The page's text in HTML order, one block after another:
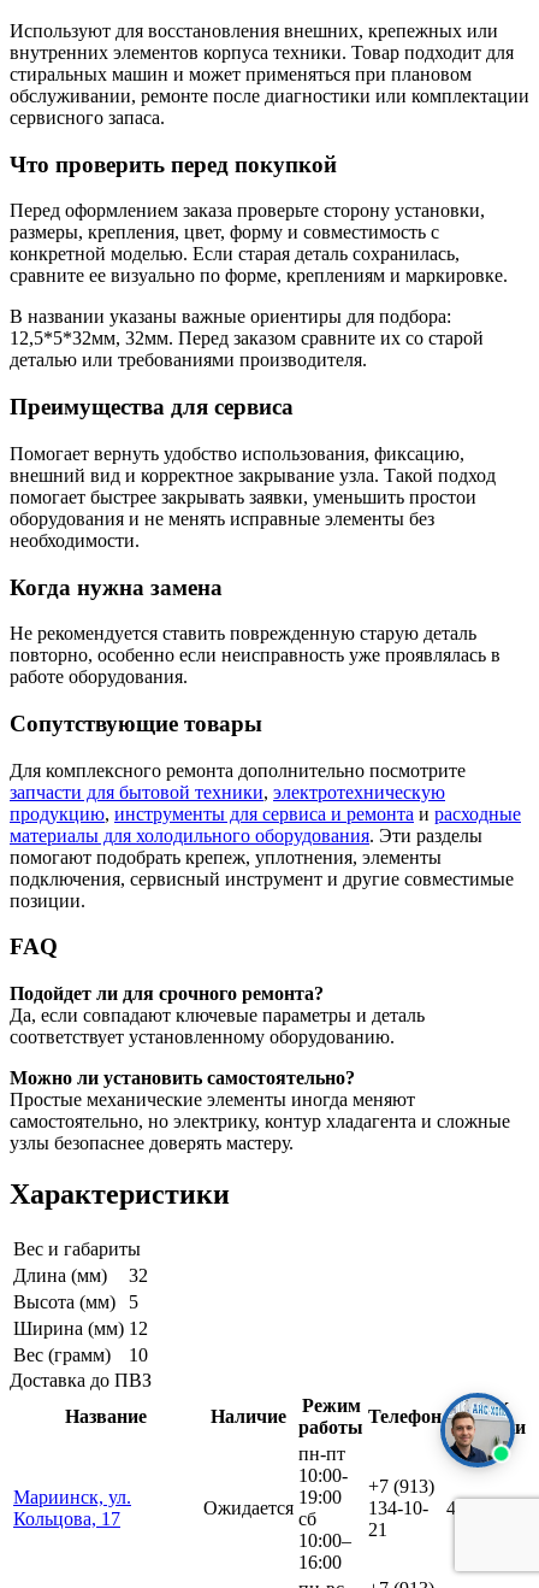
Используют для восстановления внешних, крепежных или
внутренних элементов корпуса техники. Товар подходит для
стиральных машин и может применяться при плановом
обслуживании, ремонте после диагностики или комплектации
сервисного запаса.
Что проверить перед покупкой
Перед оформлением заказа проверьте сторону установки,
размеры, крепления, цвет, форму и совместимость с
конкретной моделью. Если старая деталь сохранилась,
сравните ее визуально по форме, креплениям и маркировке.
В названии указаны важные ориентиры для подбора:
12,5*5*32мм, 32мм. Перед заказом сравните их со старой
деталью или требованиями производителя.
Преимущества для сервиса
Помогает вернуть удобство использования, фиксацию,
внешний вид и корректное закрывание узла. Такой подход
помогает быстрее закрывать заявки, уменьшить простои
оборудования и не менять исправные элементы без
необходимости.
Когда нужна замена
Не рекомендуется ставить поврежденную старую деталь
повторно, особенно если неисправность уже проявлялась в
работе оборудования.
Сопутствующие товары
Для комплексного ремонта дополнительно посмотрите
запчасти для бытовой техники, электротехническую
продукцию, инструменты для сервиса и ремонта и расходные
материалы для холодильного оборудования. Эти разделы
помогают подобрать крепеж, уплотнения, элементы
подключения, сервисный инструмент и другие совместимые
позиции.
FAQ
Подойдет ли для срочного ремонта?
Да, если совпадают ключевые параметры и деталь
соответствует установленному оборудованию.
Можно ли установить самостоятельно?
Простые механические элементы иногда меняют
самостоятельно, но электрику, контур хладагента и сложные
узлы безопаснее доверять мастеру.
Характеристики
Вес и габариты
Длина (мм)
32
Высота (мм)
5
Ширина (мм) 12
Вес (грамм)
10
Доставка до ПВЗ
Название
Наличие
Режим
работы
Телефон
Срок
доставки
Мариинск, ул.
Кольцова, 17
Ожидается
пн-пт
10:00-
19:00
сб
10:00–
16:00
+7 (913)
134-10-
21
4 дня